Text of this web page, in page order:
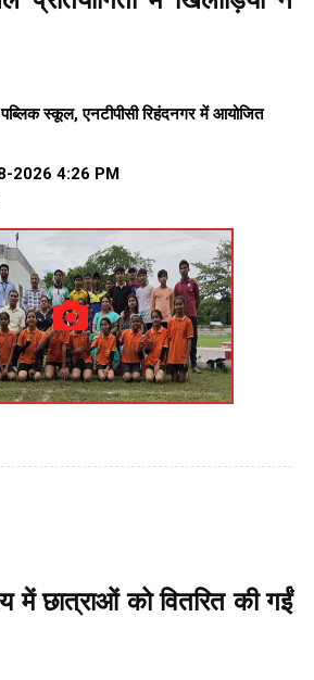
स्कूल, एनटीपीसी रिहंदनगर में आयोजित
2026 4:26 PM
में छात्राओं को वितरित की गईं